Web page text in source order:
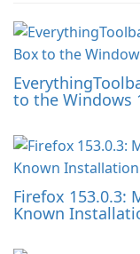
to the Windows
Firefox 153.0.3:
Known